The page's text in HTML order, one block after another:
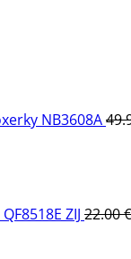
NB3608A
ZIJ 22.00€